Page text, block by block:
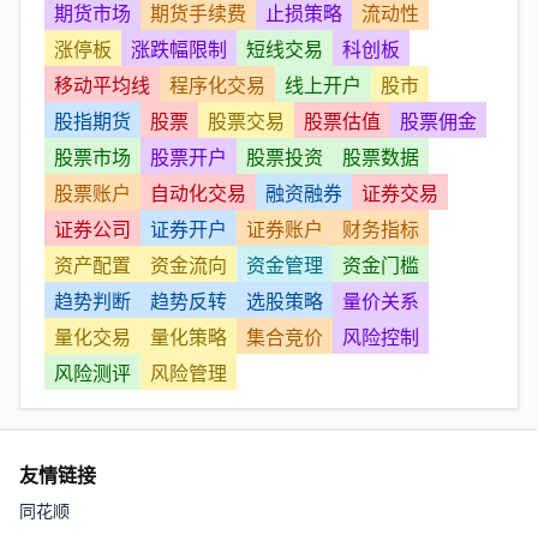
期货市场
期货手续费 止损策略
流动性
涨停板
涨跌幅限制 短线交易
科创板
移动平均线
程序化交易 线上开户
股市
股指期货
股票 股票交易 股票估值
股票佣金
股票市场
股票开户 股票投资
股票数据
股票账户
自动化交易 融资融券
证券交易
证券公司
证券开户 证券账户
财务指标
资产配置
资金流向 资金管理
资金门槛
趋势判断
趋势反转 选股策略
量价关系
量化交易
量化策略 集合竞价
风险控制
风险测评
风险管理
友情链接
同花顺